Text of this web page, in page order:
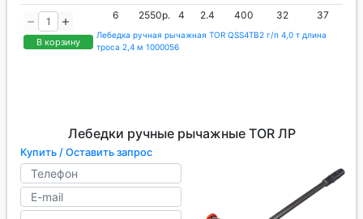
В корзину
6 2550р. 4 2.4 400 32 37
Лебедка ручная рычажная TOR QSS4TB2 г/п 4,0 т длина
троса 2,4 м 1000056
Лебедки ручные рычажные TOR ЛР
Купить / Оставить запрос